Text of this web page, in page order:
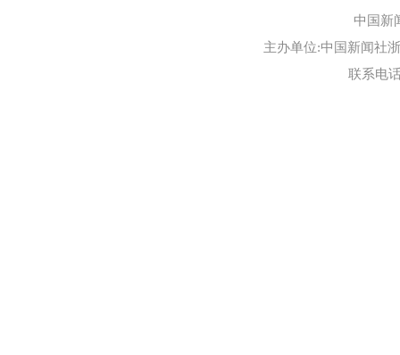
中国新
主办单位:中国新闻社
联系电